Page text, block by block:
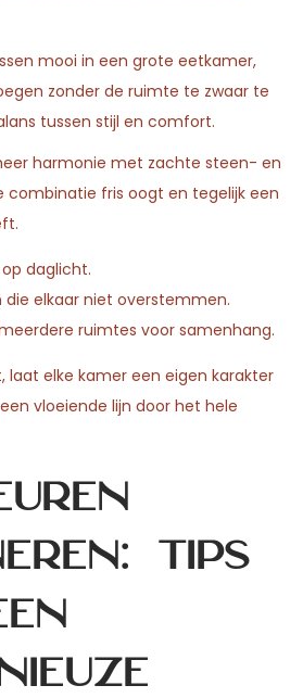
mooi in een grote eetkamer,
zonder de ruimte te zwaar te
tussen stijl en comfort.
harmonie met zachte steen- en
fris oogt en tegelijk een
daglicht.
die elkaar niet overstemmen.
ruimtes voor samenhang.
laat elke kamer een eigen karakter
vloeiende lijn door het hele
tips